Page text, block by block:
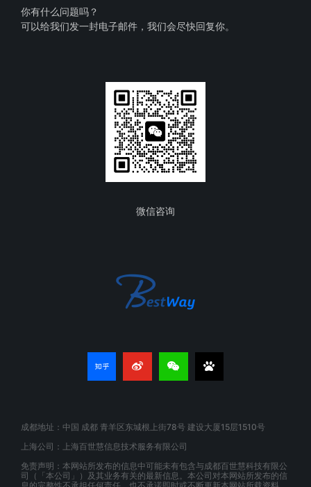
你有什么问题吗？
可以给我们发一封电子邮件，我们会尽快回复你。
微信咨询
成都地址：中国 成都 青羊区东城根上街78号 建设大厦15层1510号
上海公司：上海百世慧信息技术服务有限公司
免责声明：本网站所发布的信息中可能未有包含与成都百世慧科技有限公
司（「本公司」）及其业务有关的最新信息。本公司对本网站所发布的信